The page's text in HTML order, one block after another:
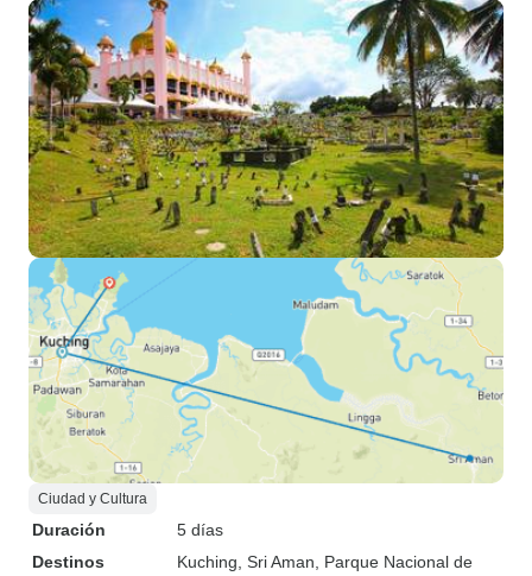
Ciudad y Cultura
Duración
5 días
Destinos
Kuching , Sri Aman , Parque Nacional de